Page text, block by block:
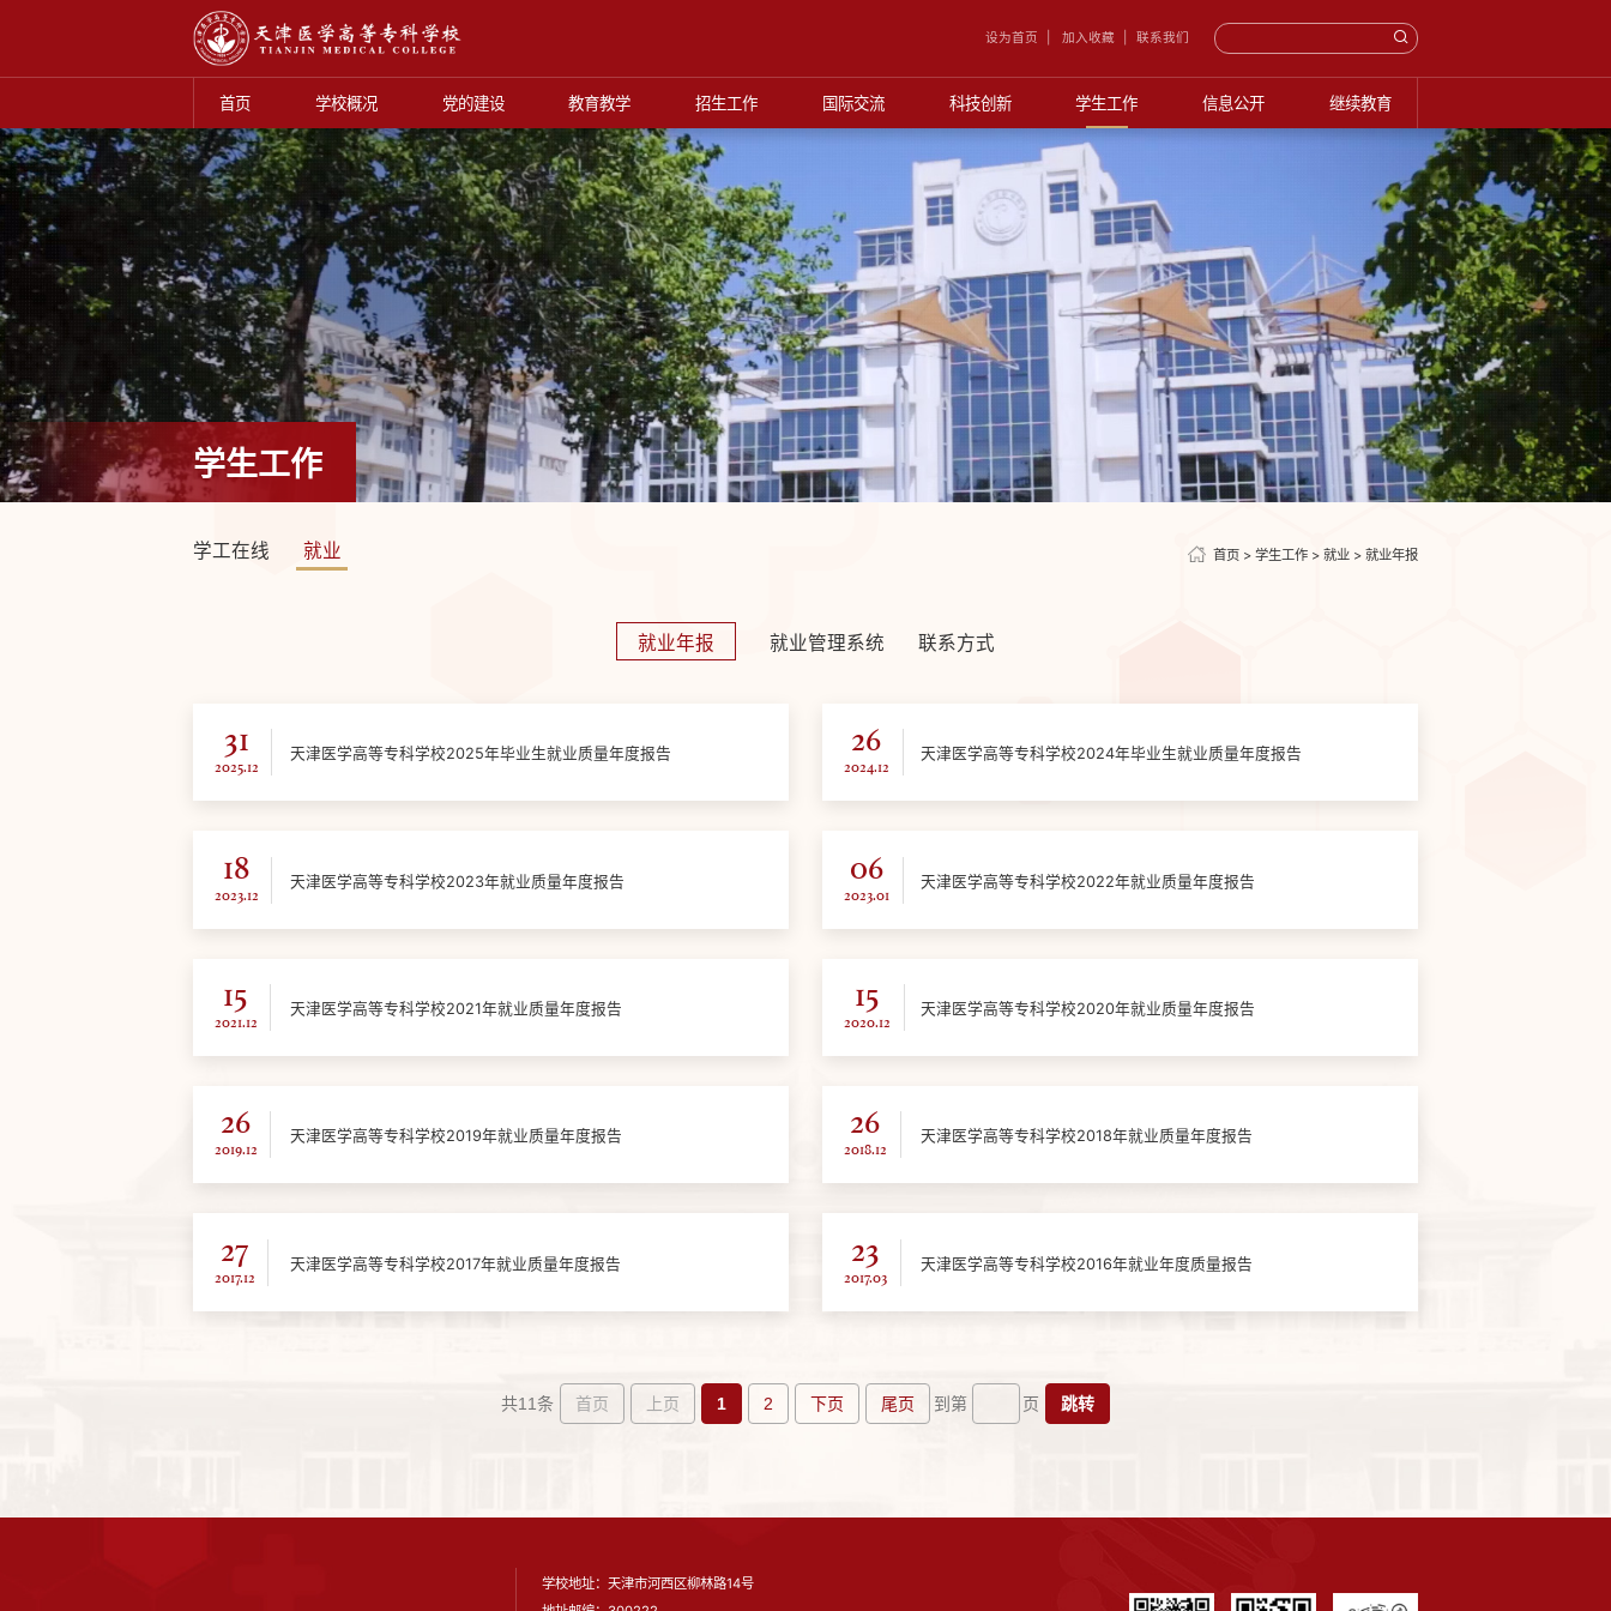
设为首页 加入收藏 联系我们
首页 学校概况 党的建设 教育教学 招生工作 国际交流 科技创新 学生工作 信息公开 继续教育
学生工作
学工在线 就业 首页 >学生工作 >就业 >就业年报
就业年报 就业管理系统 联系方式
31
2025.12
天津医学高等专科学校2025年毕业生就业质量年度报告 26
2024.12
天津医学高等专科学校2024年毕业生就业质量年度报告
18
2023.12
天津医学高等专科学校2023年就业质量年度报告 06
2023.01
天津医学高等专科学校2022年就业质量年度报告
15
2021.12
天津医学高等专科学校2021年就业质量年度报告 15
2020.12
天津医学高等专科学校2020年就业质量年度报告
26
2019.12
天津医学高等专科学校2019年就业质量年度报告 26
2018.12
天津医学高等专科学校2018年就业质量年度报告
27
2017.12
天津医学高等专科学校2017年就业质量年度报告 23
2017.03
天津医学高等专科学校2016年就业年度质量报告
共11条 首页 上页 1 2 下页 尾页 到第 页 跳转
学校地址：天津市河西区柳林路14号